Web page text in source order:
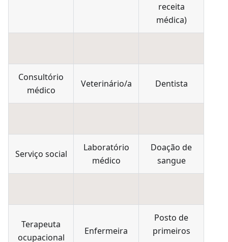
receita
médica)
Consultório
médico
Veterinário/a Dentista
Serviço social
Laboratório
médico
Doação de
sangue
Terapeuta
ocupacional
Enfermeira
Posto de
primeiros